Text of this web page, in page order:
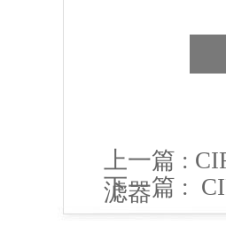
上一篇 :
滤器
下一篇 :
普优滤器